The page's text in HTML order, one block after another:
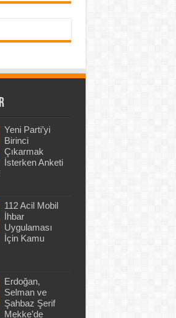
Yeni Parti’yi
Birinci
Çıkarmak
İsterken Anketi
112 Acil Mobil
İhbar
Uygulaması
İçin Kamu
Erdoğan,
Selman ve
Şahbaz Şerif
Mekke’de